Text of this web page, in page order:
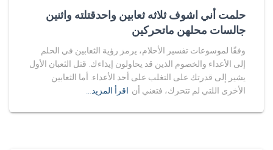
حلمت أني اشوف ثلاثه ثعابين واحدقتلته واثنين
جالسات محلهن ماتحركين
وفقًا لموسوعات تفسير الأحلام، يرمز رؤية الثعابين في الحلم
إلى الأعداء والخصوم الذين قد يحاولون إيذاءك. قتل الثعبان الأول
يشير إلى قدرتك على التغلب على أحد الأعداء. أما الثعابين
الأخرى اللتي لم تتحرك، فتعني أن اقرأ المزيد…